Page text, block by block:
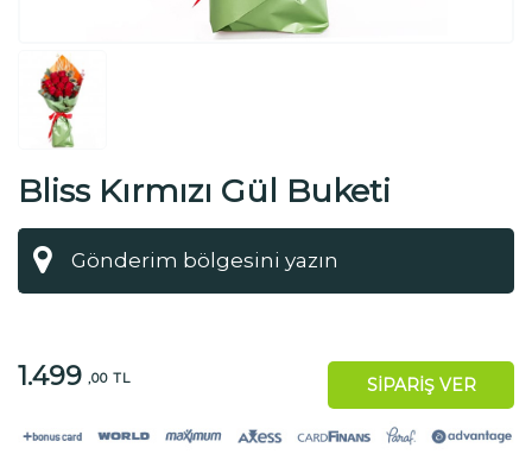
Bliss Kırmızı Gül Buketi
1.499 ,00 TL SİPARİŞ VER